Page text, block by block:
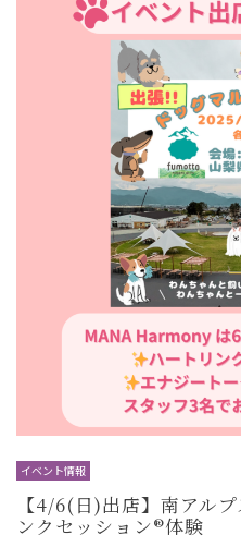
イベント情報
【4/6(日)出店】南アル
ンクセッション®︎体験